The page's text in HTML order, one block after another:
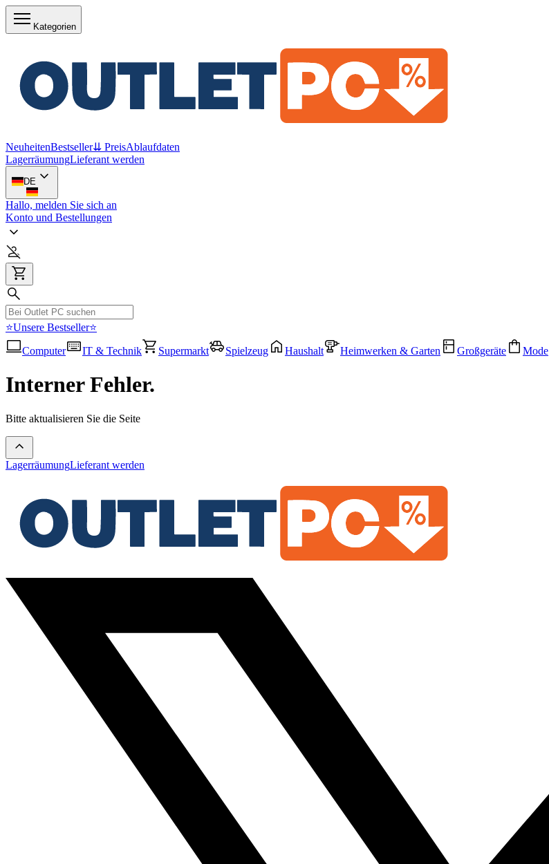
Kategorien
NeuheitenBestseller⇊ PreisAblaufdaten
LagerräumungLieferant werden
DE
Hallo, melden Sie sich an
Konto und Bestellungen
⭐Unsere Bestseller⭐
Computer
IT & Technik Supermarkt Spielzeug Haushalt Heimwerken & Garten Großgeräte Mode
Interner Fehler.
Bitte aktualisieren Sie die Seite
LagerräumungLieferant werden